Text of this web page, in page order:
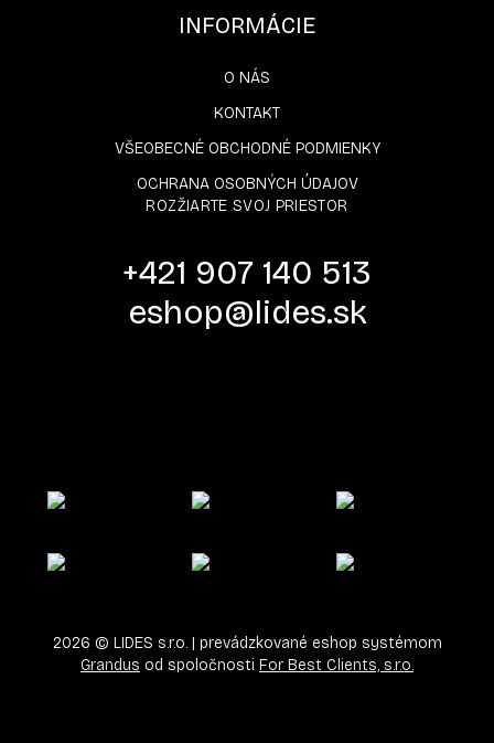
INFORMÁCIE
O NÁS
KONTAKT
VŠEOBECNÉ OBCHODNÉ PODMIENKY
OCHRANA OSOBNÝCH ÚDAJOV
ROZŽIARTE SVOJ PRIESTOR
+421 907 140 513
eshop@lides.sk
2026 © LIDES s.r.o.| prevádzkované eshop systémom
Grandus od spoločnosti For Best Clients, s.r.o.